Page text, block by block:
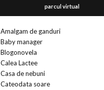
parcul virtual
Amalgam de ganduri
Baby manager
Blogonovela
Calea Lactee
Casa de nebuni
Cateodata soare